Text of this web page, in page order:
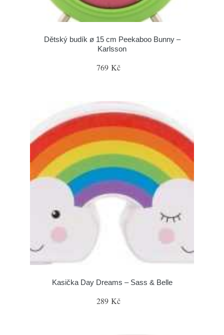
Dětský budík ø 15 cm Peekaboo Bunny –
Karlsson
769 Kč
Kasička Day Dreams – Sass & Belle
289 Kč